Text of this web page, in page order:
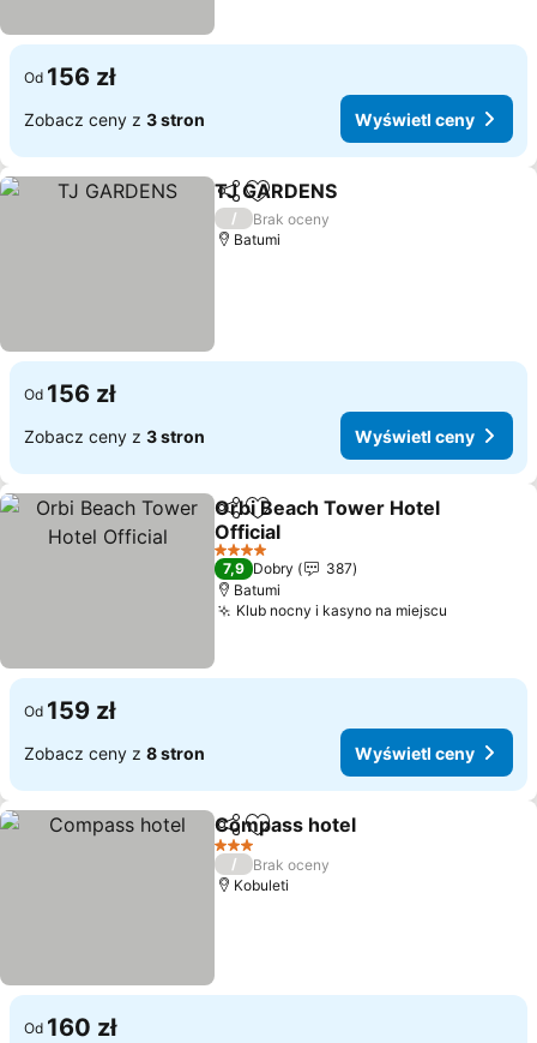
Od 156 zł
Zobacz ceny z 3 stron Wyświetl ceny
Udostępnij
Dodaj do ulubionych
TJ GARDENS
/
Brak oceny
Batumi
Od 156 zł
Zobacz ceny z 3 stron Wyświetl ceny
Udostępnij
Dodaj do ulubionych
Orbi Beach Tower Hotel
Official
Wyświetl ceny
4 Kategoria
7,9 Dobry
387
Batumi
Klub nocny i kasyno na miejscu
Od 159 zł
Zobacz ceny z 8 stron Wyświetl ceny
Udostępnij
Dodaj do ulubionych
Compass hotel
3 Kategoria
/
Brak oceny
Kobuleti
Od 160 zł